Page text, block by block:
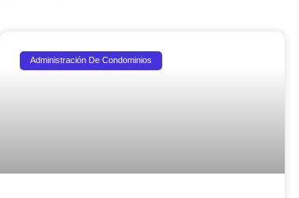
Administración De Condominios